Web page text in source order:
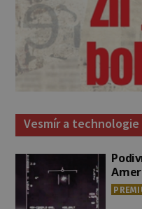
Vesmír a technologie